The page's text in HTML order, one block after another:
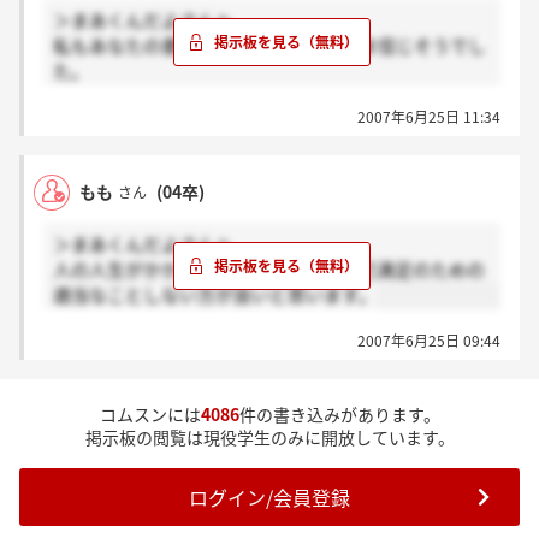
＞まあくんだよさんへ
私もあなたの書いていることをそのまま信じそうでし
た。
す。
ただやはり事実に反することや拡大解釈をこの掲示板
私も含め不特定多数の方が信じたりするわけですから
ね。
2007年6月25日 11:34
もも さん (04卒)
＞まあくんだよさんへ
人の人生がかかってるのに、そんな自己満足のための
適当なことしない方が良いと思います。
2007年6月25日 09:44
コムスンには4086件の書き込みがあります。
掲示板の閲覧は現役学生のみに開放しています。
ログイン/会員登録